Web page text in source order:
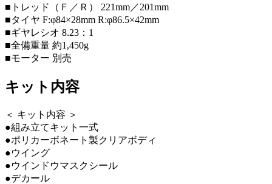
■トレッド（Ｆ／Ｒ） 221mm／201mm
■タイヤ F:φ84×28mm R:φ86.5×42mm
■ギヤレシオ 8.23：1
■全備重量 約1,450g
■モーター 別売
キット内容
＜ キット内容 ＞
●組み立てキット一式
●ポリカーボネート製クリアボディ
●ウイング
●ウインドウマスクシール
●デカール